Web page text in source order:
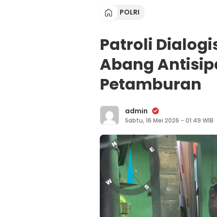
POLRI
Patroli
Abang
Petamburan
admin
Sabtu, 16 Mei 2026 - 01:49 WIB